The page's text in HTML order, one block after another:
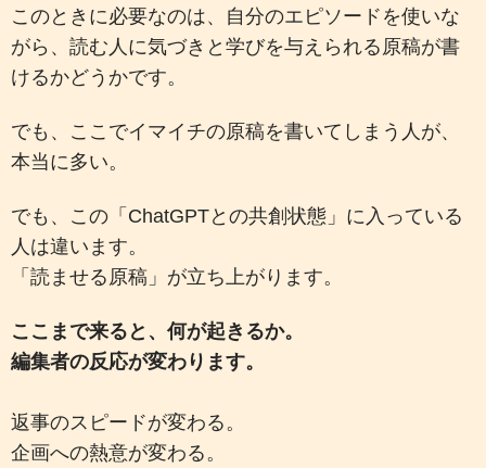
このときに必要なのは、自分のエピソードを使いな
がら、読む人に気づきと学びを与えられる原稿が書
けるかどうかです。
でも、ここでイマイチの原稿を書いてしまう人が、
本当に多い。
でも、この「ChatGPTとの共創状態」に入っている
人は違います。
「読ませる原稿」が立ち上がります。
ここまで来ると、何が起きるか。
編集者の反応が変わります。
返事のスピードが変わる。
企画への熱意が変わる。